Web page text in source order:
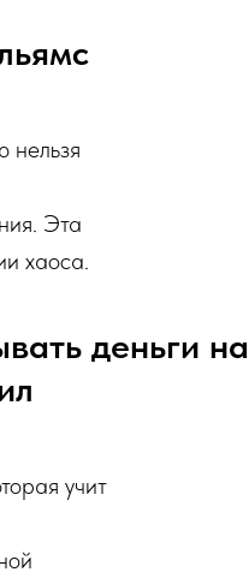
нельзя
Эта
хаоса.
деньги на
учит